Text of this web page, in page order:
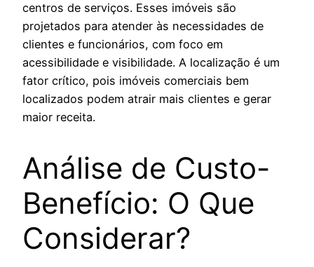
centros de serviços. Esses imóveis são
projetados para atender às necessidades de
clientes e funcionários, com foco em
acessibilidade e visibilidade. A localização é um
fator crítico, pois imóveis comerciais bem
localizados podem atrair mais clientes e gerar
maior receita.
Análise de Custo-
Benefício: O Que
Considerar?